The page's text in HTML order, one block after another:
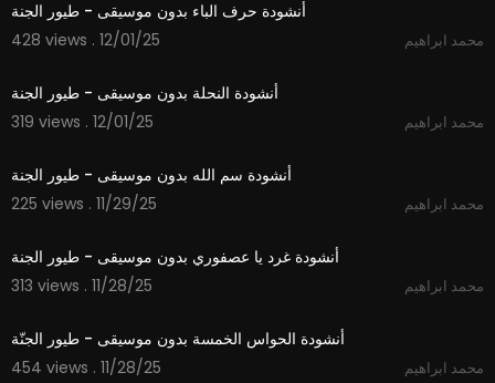
أنشودة حرف الباء بدون موسيقى - طيور الجنة
428 views . 12/01/25
محمد ابراهيم
أنشودة النحلة بدون موسيقى - طيور الجنة
319 views . 12/01/25
محمد ابراهيم
أنشودة سم الله بدون موسيقى - طيور الجنة
225 views . 11/29/25
محمد ابراهيم
أنشودة غرد يا عصفوري بدون موسيقى - طيور الجنة
313 views . 11/28/25
محمد ابراهيم
أنشودة الحواس الخمسة بدون موسيقى - طيور الجنّة
454 views . 11/28/25
محمد ابراهيم